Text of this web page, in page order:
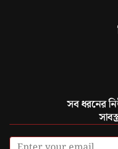
সব ধরনের